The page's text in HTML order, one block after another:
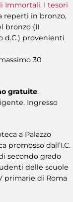
Immortali. I tesori
reperti in bronzo,
bronzo (II
d.C.) provenienti
30
gratuite.
Ingresso
a Palazzo
promosso dall’I.C.
secondo grado
delle scuole
primarie di Roma